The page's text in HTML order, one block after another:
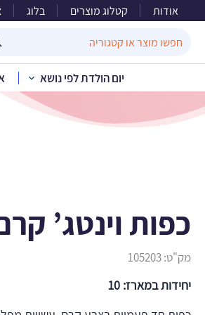
אודות קטלוג מוצרים בלוג
for:
יום הולדת לפי נושא
כפות וינטג’
מק"ט:105203
יחידות במארז: 10